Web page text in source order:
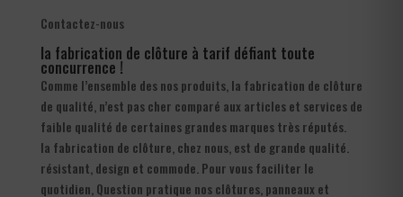
Contactez-nous
la fabrication de clôture à tarif défiant toute
concurrence !
Comme l’ensemble des nos produits, la fabrication de clôture
de qualité, n’est pas cher comparé aux articles et services de
faible qualité de certaines grandes marques très réputés.
la fabrication de clôture, chez nous, est de grande qualité.
résistant, design et commode. Pour vous faciliter le
quotidien, Question pratique nos clôtures, panneaux et